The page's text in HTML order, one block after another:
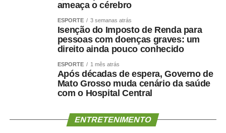
o centro da disputa, a esperança deixa de pedir voto e
passa a disputar espaço com o pânico.
Talvez a maior lição da Copa seja justamente aquela que
a política brasileira parece ter desaprendido: adversário
não é inimigo. No futebol, ninguém propõe acabar com o
time rival para conquistar o título. Pelo contrário. Sem
adversário, não há jogo, não há campeonato e não há
Mas a polarização resolveu fazer uma inovação curiosa:
quer preservar a democracia eliminando justamente
ameaça o cérebro
ESPORTE 3 semanas atrás
Isenção do Imposto de Renda para
pessoas com doenças graves: um
direito ainda pouco conhecido
ESPORTE 1 mês atrás
Após décadas de espera, Governo de
Mato Grosso muda cenário da saúde
com o Hospital Central
ENTRETENIMENTO